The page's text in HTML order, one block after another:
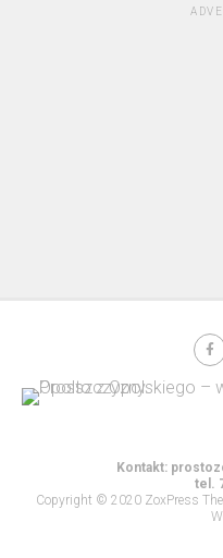
Kontakt:
tel.
Copyright © 2020 ZoxPress